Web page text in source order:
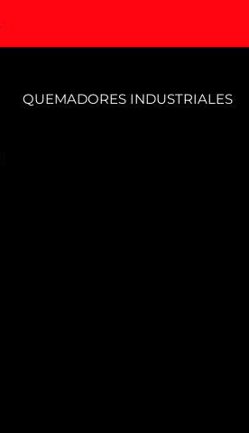
QUEMADORES INDUSTRIALES